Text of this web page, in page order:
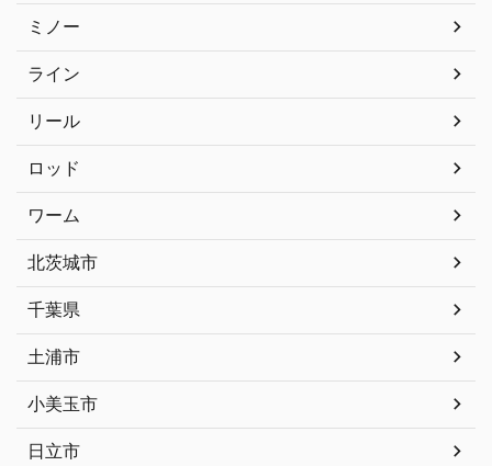
ミノー
ライン
リール
ロッド
ワーム
北茨城市
千葉県
土浦市
小美玉市
日立市